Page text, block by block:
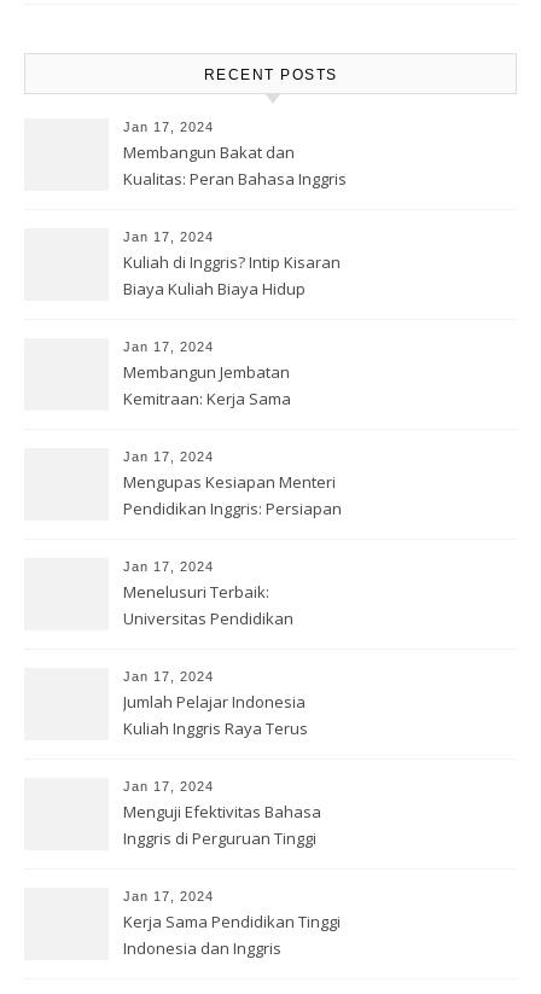
RECENT POSTS
Jan 17, 2024
Membangun Bakat dan
Kualitas: Peran Bahasa Inggris
Jan 17, 2024
Kuliah di Inggris? Intip Kisaran
Biaya Kuliah Biaya Hidup
Jan 17, 2024
Membangun Jembatan
Kemitraan: Kerja Sama
Jan 17, 2024
Mengupas Kesiapan Menteri
Pendidikan Inggris: Persiapan
Jan 17, 2024
Menelusuri Terbaik:
Universitas Pendidikan
Jan 17, 2024
Jumlah Pelajar Indonesia
Kuliah Inggris Raya Terus
Jan 17, 2024
Menguji Efektivitas Bahasa
Inggris di Perguruan Tinggi
Jan 17, 2024
Kerja Sama Pendidikan Tinggi
Indonesia dan Inggris